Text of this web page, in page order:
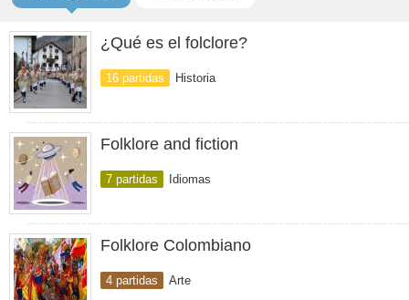
¿Qué es el folclore?
16 partidas Historia
Folklore and fiction
7 partidas Idiomas
Folklore Colombiano
4 partidas Arte